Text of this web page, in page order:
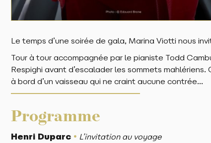
Le temps d’une soirée de gala, Marina Viotti nous
Tour à tour accompagnée par le pianiste Todd
Respighi avant d’escalader les sommets
à bord d’un vaisseau qui ne craint aucune contrée…
Programme
Henri Duparc • L’invitation au voyage